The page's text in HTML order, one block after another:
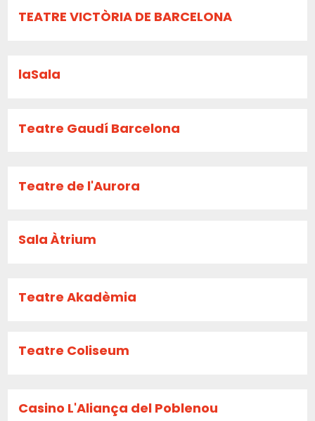
TEATRE VICTÒRIA DE BARCELONA
laSala
Teatre Gaudí Barcelona
Teatre de l'Aurora
Sala Àtrium
Teatre Akadèmia
Teatre Coliseum
Casino L'Aliança del Poblenou